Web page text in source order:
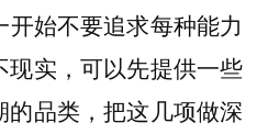
开始不要追求每种能力
实，可以先提供一些
品类，把这几项做深